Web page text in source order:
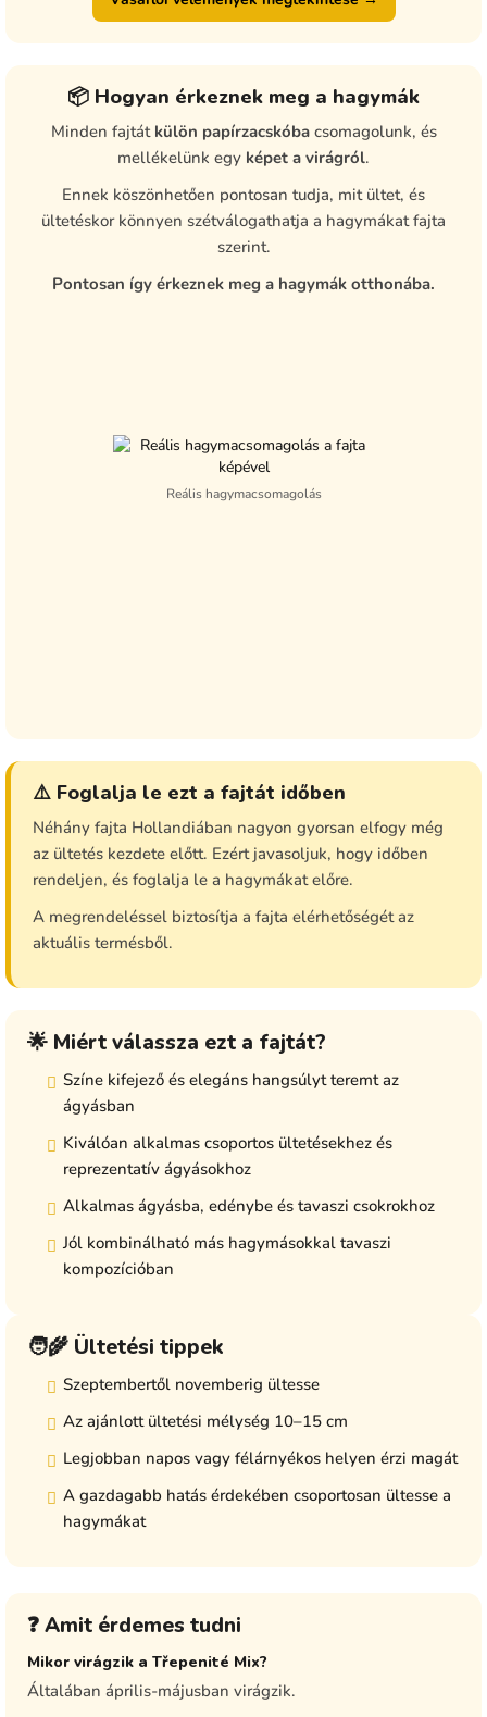
📦 Hogyan érkeznek meg a hagymák
Minden fajtát külön papírzacskóbacsomagolunk, és
mellékelünk egy képet a virágról.
Ennek köszönhetően pontosan tudja, mit ültet, és
ültetéskor könnyen szétválogathatja a hagymákat fajta
szerint.
Pontosan így érkeznek meg a hagymák otthonába.
Reális hagymacsomagolás
⚠️ Foglalja le ezt a fajtát időben
Néhány fajta Hollandiában nagyon gyorsan elfogy még
az ültetés kezdete előtt. Ezért javasoljuk, hogy időben
rendeljen, és foglalja le a hagymákat előre.
A megrendeléssel biztosítja a fajta elérhetőségét az
aktuális termésből.
🌟 Miért válassza ezt a fajtát?
Színe kifejező és elegáns hangsúlyt teremt az
ágyásban
Kiválóan alkalmas csoportos ültetésekhez és
reprezentatív ágyásokhoz
Alkalmas ágyásba, edénybe és tavaszi csokrokhoz
Jól kombinálható más hagymásokkal tavaszi
kompozícióban
🧑‍🌾 Ültetési tippek
Szeptembertől novemberig ültesse
Az ajánlott ültetési mélység 10–15 cm
Legjobban napos vagy félárnyékos helyen érzi magát
A gazdagabb hatás érdekében csoportosan ültesse a
hagymákat
❓ Amit érdemes tudni
Mikor virágzik a Třepenité Mix?
Általában április-májusban virágzik.